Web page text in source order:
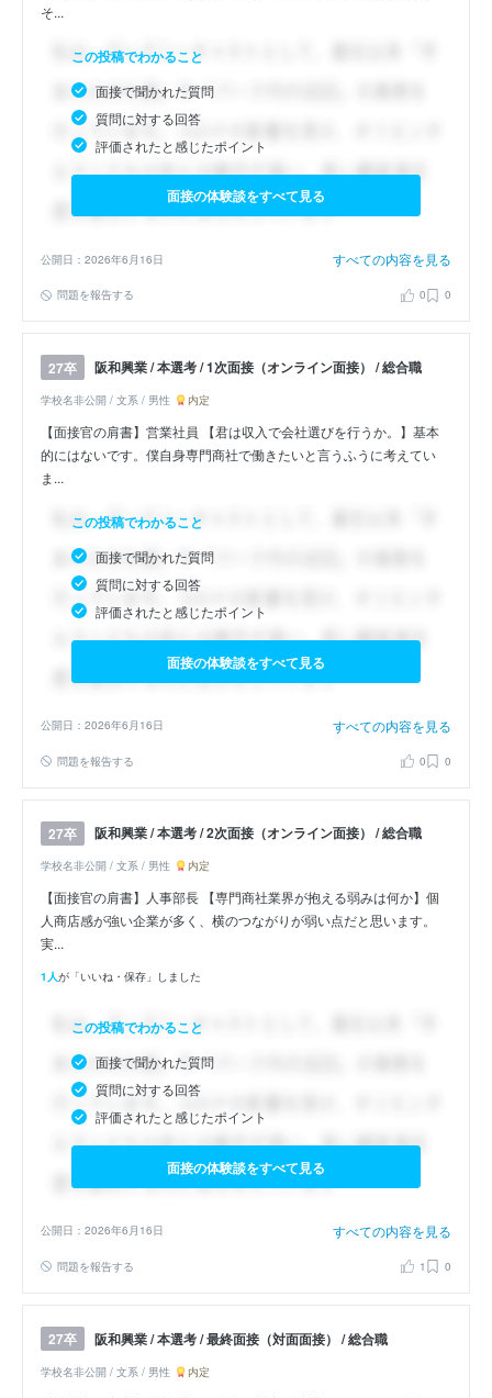
そ...
この投稿でわかること
面接で聞かれた質問
質問に対する回答
評価されたと感じたポイント
面接の体験談をすべて見る
公開日：2026年6月16日 すべての内容を見る
問題を報告する 0 0
27卒 阪和興業 / 本選考 / 1次面接（オンライン面接） / 総合職
学校名非公開 / 文系 / 男性 内定
【面接官の肩書】営業社員 【君は収入で会社選びを行うか。】基本
的にはないです。僕自身専門商社で働きたいと言うふうに考えてい
ま...
この投稿でわかること
面接で聞かれた質問
質問に対する回答
評価されたと感じたポイント
面接の体験談をすべて見る
公開日：2026年6月16日 すべての内容を見る
問題を報告する 0 0
27卒 阪和興業 / 本選考 / 2次面接（オンライン面接） / 総合職
学校名非公開 / 文系 / 男性 内定
【面接官の肩書】人事部長 【専門商社業界が抱える弱みは何か】個
人商店感が強い企業が多く、横のつながりが弱い点だと思います。
実...
1人が「いいね・保存」しました
この投稿でわかること
面接で聞かれた質問
質問に対する回答
評価されたと感じたポイント
面接の体験談をすべて見る
公開日：2026年6月16日 すべての内容を見る
問題を報告する 1 0
27卒 阪和興業 / 本選考 / 最終面接（対面面接） / 総合職
学校名非公開 / 文系 / 男性 内定